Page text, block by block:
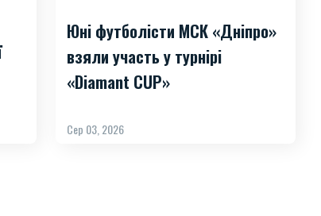
Юні футболісти МСК «Дніпро»
взяли участь у турнірі
«Diamant CUP»
Сер 03, 2026